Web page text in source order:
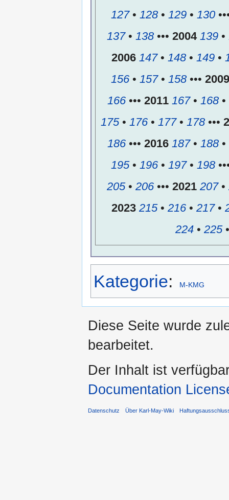
127• 128• 129• 130
137• 138••• 2004 139•
2006 147• 148• 149•
156• 157• 158••• 2009
166••• 2011 167• 168•
175• 176• 177• 178•••
186••• 2016 187• 188•
195• 196• 197• 198
205• 206••• 2021 207•
2023 215• 216• 217•
224• 225
Kategorie: M-KMG
Diese Seite wurde
bearbeitet.
Der Inhalt ist
Documentation
Datenschutz Über Karl-May-Wiki